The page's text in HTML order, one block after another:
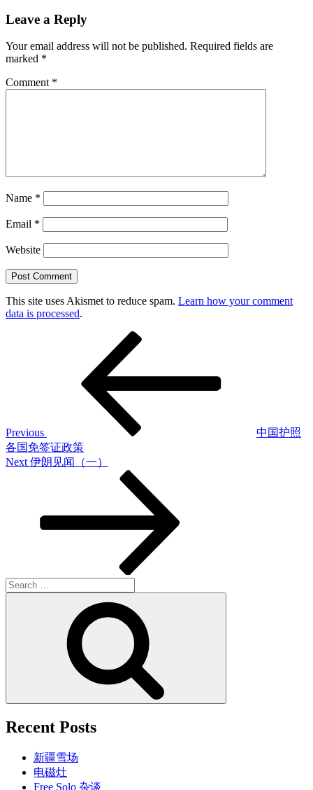
Leave a Reply
Your email address will not be published. Required fields are
marked *
Comment *
Name *
Email *
Website
This site uses Akismet to reduce spam. Learn how your comment
data is processed.
Previous
中国护照
各国免签证政策
Next
Next 伊朗见闻（一）
Search
for:
Recent Posts
新疆雪场
电磁灶
Free Solo 杂谈